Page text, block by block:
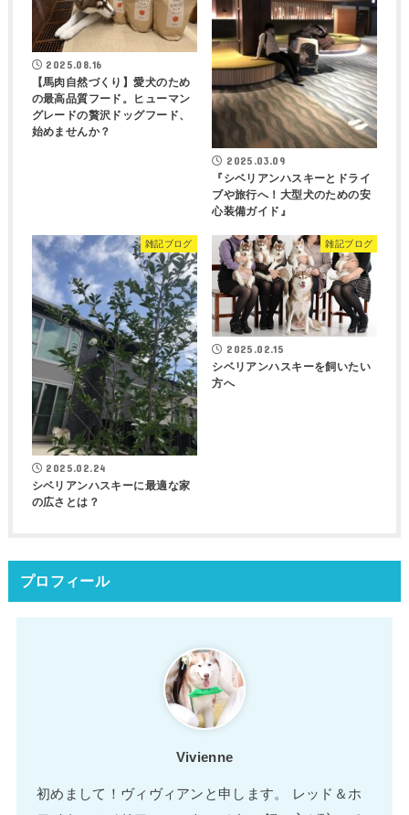
の最高品質フード。ヒューマン
グレードの贅沢ドッグフード、
始めませんか？
2025.03.09
『シベリアンハスキーとドライ
ブや旅行へ！大型犬のための安
心装備ガイド』
2025.02.24
シベリアンハスキーに最適な家
の広さとは？
2025.02.15
シベリアンハスキーを飼いたい
プロフィール
Vivienne
初めまして！ヴィヴィアンと申します。 レッド＆ホ